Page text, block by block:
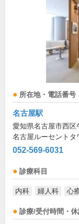
所在地・電話番号
名古屋駅
愛知県名古屋市西区
名古屋ルーセントタ
052-569-6031
診療科目
内科 婦人科 心
診療/受付時間・休